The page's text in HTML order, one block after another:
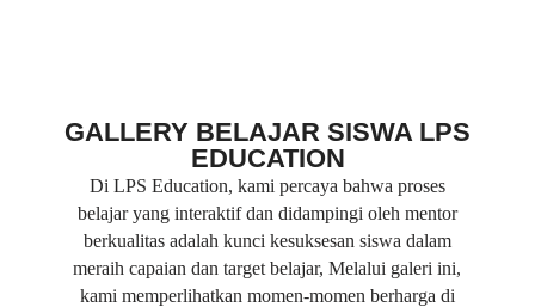
GALLERY BELAJAR SISWA LPS
EDUCATION
Di LPS Education, kami percaya bahwa proses
belajar yang interaktif dan didampingi oleh mentor
berkualitas adalah kunci kesuksesan siswa dalam
meraih capaian dan target belajar, Melalui galeri ini,
kami memperlihatkan momen-momen berharga di